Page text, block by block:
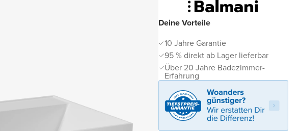
Deine Vorteile
10 Jahre Garantie
95 % direkt ab Lager lieferbar
Über 20 Jahre Badezimmer-
Erfahrung